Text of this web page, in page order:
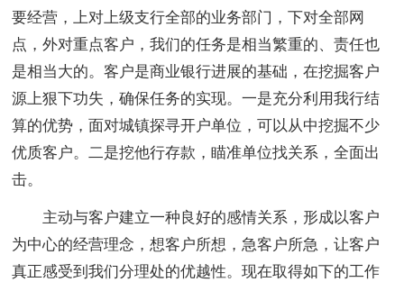
要经营，上对上级支行全部的业务部门，下对全部网
点，外对重点客户，我们的任务是相当繁重的、责任也
是相当大的。客户是商业银行进展的基础，在挖掘客户
源上狠下功失，确保任务的实现。一是充分利用我行结
算的优势，面对城镇探寻开户单位，可以从中挖掘不少
优质客户。二是挖他行存款，瞄准单位找关系，全面出
击。
主动与客户建立一种良好的感情关系，形成以客户
为中心的经营理念，想客户所想，急客户所急，让客户
真正感受到我们分理处的优越性。现在取得如下的工作